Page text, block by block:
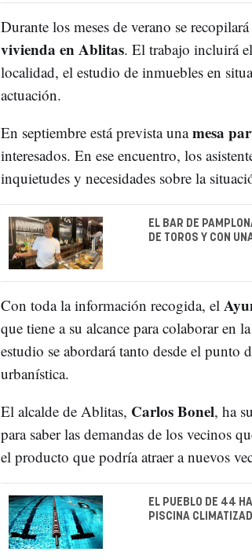
Durante los meses de verano se
vivienda en Ablitas. El trabajo incluirá
localidad, el estudio de inmuebles en
actuación.
En septiembre está prevista unamesa
interesados. En ese encuentro, los
inquietudes y necesidades sobre la
EL BAR DE
DE TOROS Y CON
Con toda la información recogida, el
que tiene a su alcance para colaborar en
estudio se abordará tanto desde el punto
urbanística.
El alcalde de Ablitas, Carlos Bonel, ha
para saber las demandas de los vecinos
el producto que podría atraer a nuevos
EL PUEBLO DE 44
PISCINA